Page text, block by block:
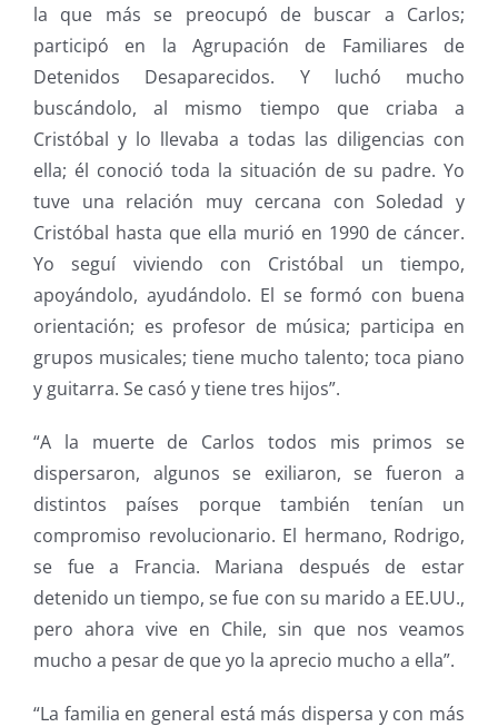
la que más se preocupó de buscar a Carlos;
participó en la Agrupación de Familiares de
Detenidos Desaparecidos. Y luchó mucho
buscándolo, al mismo tiempo que criaba a
Cristóbal y lo llevaba a todas las diligencias con
ella; él conoció toda la situación de su padre. Yo
tuve una relación muy cercana con Soledad y
Cristóbal hasta que ella murió en 1990 de cáncer.
Yo seguí viviendo con Cristóbal un tiempo,
apoyándolo, ayudándolo. El se formó con buena
orientación; es profesor de música; participa en
grupos musicales; tiene mucho talento; toca piano
y guitarra. Se casó y tiene tres hijos”.
“A la muerte de Carlos todos mis primos se
dispersaron, algunos se exiliaron, se fueron a
distintos países porque también tenían un
compromiso revolucionario. El hermano, Rodrigo,
se fue a Francia. Mariana después de estar
detenido un tiempo, se fue con su marido a EE.UU.,
pero ahora vive en Chile, sin que nos veamos
mucho a pesar de que yo la aprecio mucho a ella”.
“La familia en general está más dispersa y con más